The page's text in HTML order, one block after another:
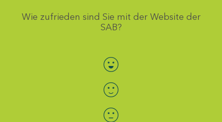
Wie zufrieden sind Sie mit der Website der
SAB?
Bewertung auswählen